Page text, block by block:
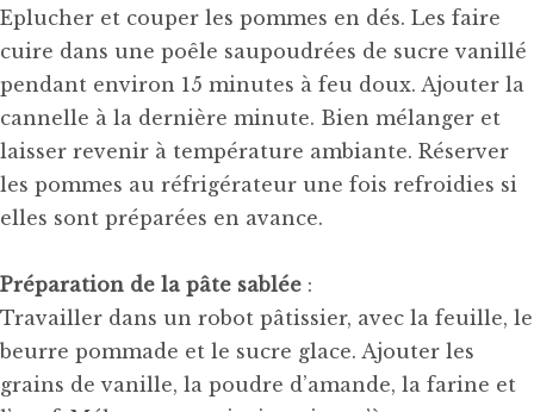
Eplucher et couper les pommes en dés. Les faire
cuire dans une poêle saupoudrées de sucre vanillé
pendant environ 15 minutes à feu doux. Ajouter la
cannelle à la dernière minute. Bien mélanger et
laisser revenir à température ambiante. Réserver
les pommes au réfrigérateur une fois refroidies si
elles sont préparées en avance.
Préparation de la pâte sablée :
Travailler dans un robot pâtissier, avec la feuille, le
beurre pommade et le sucre glace. Ajouter les
grains de vanille, la poudre d’amande, la farine et